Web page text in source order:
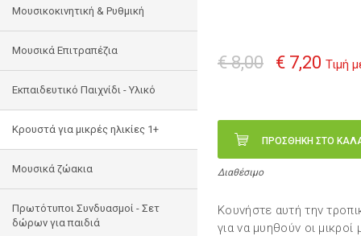
Μουσικοκινητική & Ρυθμική
Μουσικά Επιτραπέζια
Εκπαιδευτικό Παιχνίδι - Υλικό
Κρουστά για μικρές ηλικίες 1+
Mουσικά ζώακια
Πρωτότυποι Συνδυασμοί - Σετ
δώρων για παιδιά
€ 8,00 € 7,20 Τιμή
ΠΡΟΣΘΗΚΗ ΣΤΟ
Διαθέσιμο
Κουνήστε αυτή την
για να μυηθούν οι